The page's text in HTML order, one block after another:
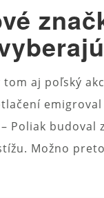
tom aj poľský
Poliak
Možno